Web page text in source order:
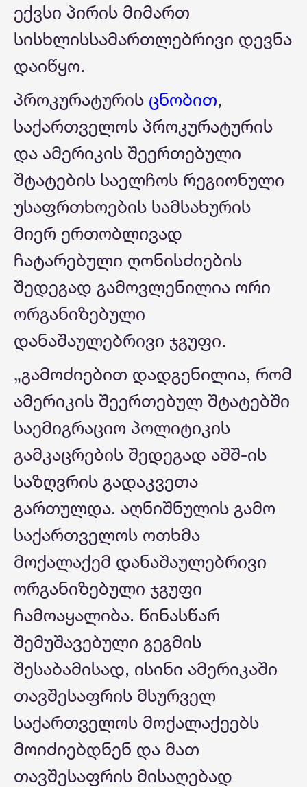
ექვსი პირის მიმართ
სისხლისსამართლებრივი დევნა
დაიწყო.
პროკურატურის ცნობით,
საქართველოს პროკურატურის
და ამერიკის შეერთებული
შტატების საელჩოს რეგიონული
უსაფრთხოების სამსახურის
მიერ ერთობლივად
ჩატარებული ღონისძიების
შედეგად გამოვლენილია ორი
ორგანიზებული
დანაშაულებრივი ჯგუფი.
„გამოძიებით დადგენილია, რომ
ამერიკის შეერთებულ შტატებში
საემიგრაციო პოლიტიკის
გამკაცრების შედეგად აშშ-ის
საზღვრის გადაკვეთა
გართულდა. აღნიშნულის გამო
საქართველოს ოთხმა
მოქალაქემ დანაშაულებრივი
ორგანიზებული ჯგუფი
ჩამოაყალიბა. წინასწარ
შემუშავებული გეგმის
შესაბამისად, ისინი ამერიკაში
თავშესაფრის მსურველ
საქართველოს მოქალაქეებს
მოიძიებდნენ და მათ
თავშესაფრის მისაღებად